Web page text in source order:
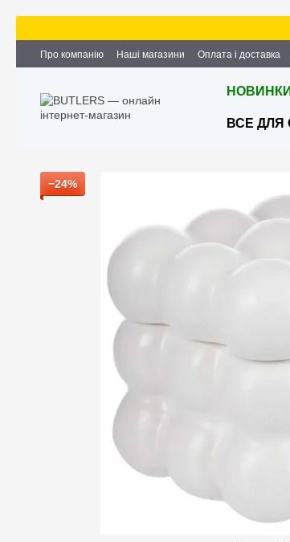
Про компанію Наші магазини Оплата і доставка
Партнерство та співпраця
Вакансії Контактна
НОВИНКИ
ВСЕ ДЛЯ
−24%